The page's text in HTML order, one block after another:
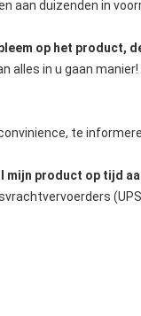
aan duizenden in
op het product,
alles in u gaan manier!
te
mijn product op tijd